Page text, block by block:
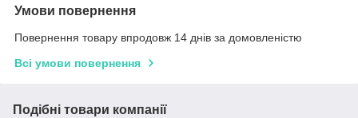
Умови повернення
Повернення товару впродовж 14 днів за домовленістю
Всі умови повернення
Подібні товари компанії